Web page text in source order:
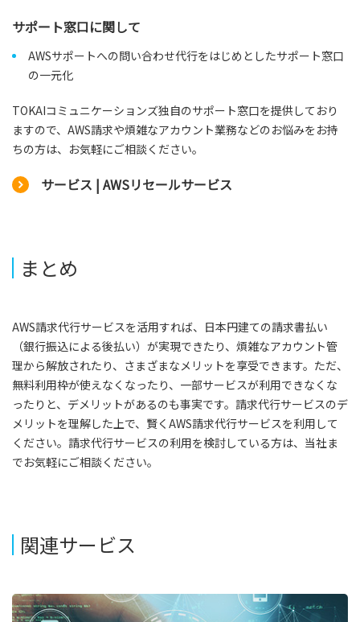
サポート窓口に関して
AWSサポートへの問い合わせ代行をはじめとしたサポート窓口
の一元化
TOKAIコミュニケーションズ独自のサポート窓口を提供しており
ますので、AWS請求や煩雑なアカウント業務などのお悩みをお持
ちの方は、お気軽にご相談ください。
サービス | AWSリセールサービス
まとめ
AWS請求代行サービスを活用すれば、日本円建ての請求書払い
（銀行振込による後払い）が実現できたり、煩雑なアカウント管
理から解放されたり、さまざまなメリットを享受できます。ただ、
無料利用枠が使えなくなったり、一部サービスが利用できなくな
ったりと、デメリットがあるのも事実です。請求代行サービスのデ
メリットを理解した上で、賢くAWS請求代行サービスを利用して
ください。請求代行サービスの利用を検討している方は、当社ま
でお気軽にご相談ください。
関連サービス